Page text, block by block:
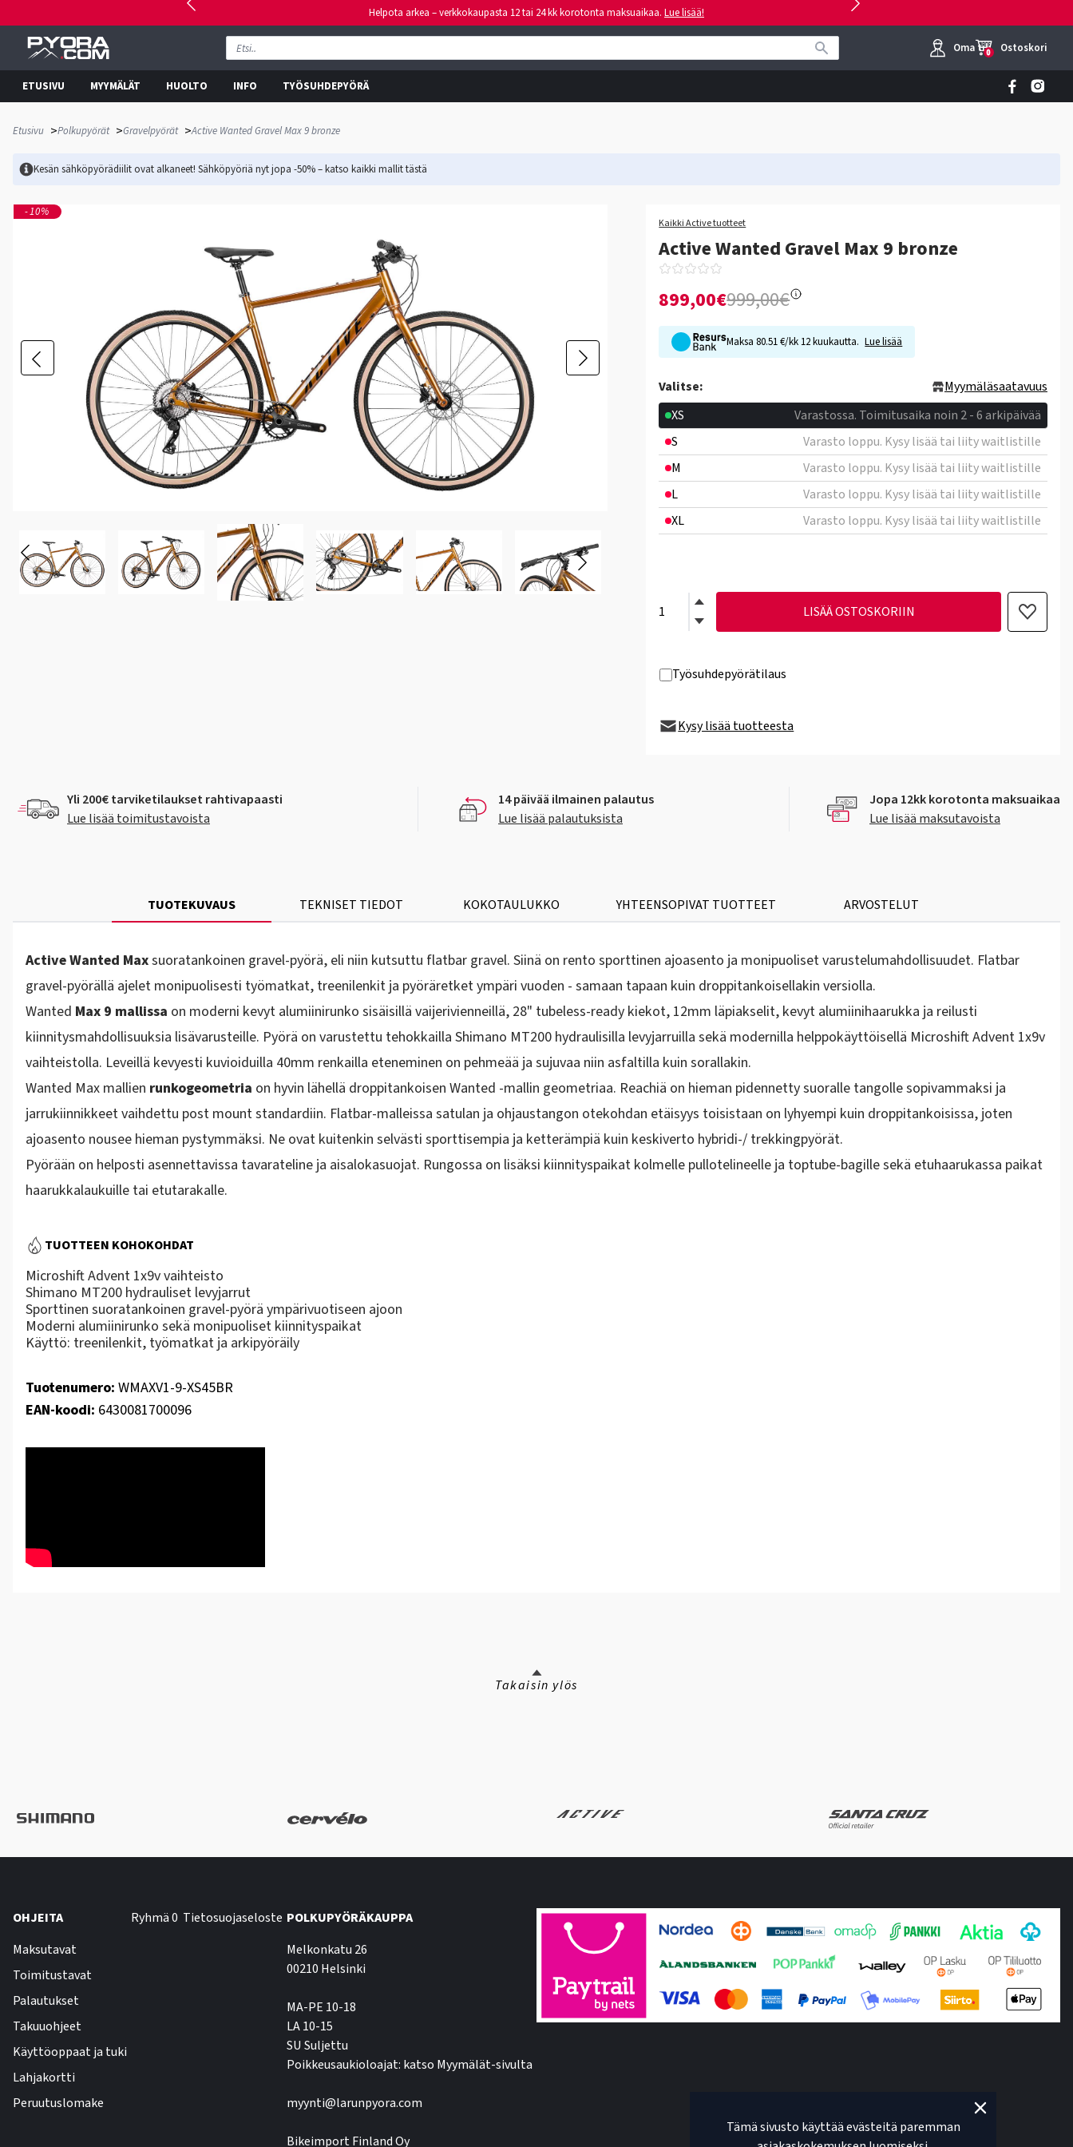
Helpota arkea – verkkokaupasta 12 tai 24 kk korotonta maksuaikaa. Lue lisää!
Oma tili
0 Ostoskori
ETUSIVU MYYMÄLÄT HUOLTO INFO TYÖSUHDEPYÖRÄ
Etusivu >Polkupyörät >Gravelpyörät >Active Wanted Gravel Max 9 bronze
Kesän sähköpyörädiilit ovat alkaneet! Sähköpyöriä nyt jopa -50% – katso kaikki mallittästä
-10%
Kaikki Active tuotteet
Active Wanted Gravel Max 9 bronze
899,00€999,00€
Maksa 80.51 €/kk 12 kuukautta. Lue lisää
Valitse:
Myymäläsaatavuus
XS
Varastossa. Toimitusaika noin 2 - 6 arkipäivää
S
Varasto loppu. Kysy lisää tai liity waitlistille
M
Varasto loppu. Kysy lisää tai liity waitlistille
L
Varasto loppu. Kysy lisää tai liity waitlistille
XL
Varasto loppu. Kysy lisää tai liity waitlistille
LISÄÄ OSTOSKORIIN
Työsuhdepyörätilaus
Kysy lisää tuotteesta
Yli 200€ tarviketilaukset rahtivapaasti
Lue lisää toimitustavoista
14 päivää ilmainen palautus
Lue lisää palautuksista
Jopa 12kk korotonta maksuaikaa
Lue lisää maksutavoista
TUOTEKUVAUS TEKNISET TIEDOT KOKOTAULUKKO YHTEENSOPIVAT TUOTTEET ARVOSTELUT
Active Wanted Maxsuoratankoinen gravel-pyörä, eli niin kutsuttu flatbar gravel. Siinä on rento sporttinen ajoasento ja monipuoliset varustelumahdollisuudet. Flatbar
gravel-pyörällä ajelet monipuolisesti työmatkat, treenilenkit ja pyöräretket ympäri vuoden - samaan tapaan kuin droppitankoisellakin versiolla.
Wanted Max 9 mallissa on moderni kevyt alumiinirunko sisäisillä vaijerivienneillä, 28" tubeless-ready kiekot, 12mm läpiakselit, kevyt alumiinihaarukka ja reilusti
kiinnitysmahdollisuuksia lisävarusteille. Pyörä on varustettu tehokkailla Shimano MT200 hydraulisilla levyjarruilla sekä modernilla helppokäyttöisellä Microshift Advent 1x9v
vaihteistolla. Leveillä kevyesti kuvioiduilla 40mm renkailla eteneminen on pehmeää ja sujuvaa niin asfaltilla kuin sorallakin.
Wanted Max mallien runkogeometria on hyvin lähellä droppitankoisen Wanted -mallin geometriaa. Reachiä on hieman pidennetty suoralle tangolle sopivammaksi ja
jarrukiinnikkeet vaihdettu post mount standardiin. Flatbar-malleissa satulan ja ohjaustangon otekohdan etäisyys toisistaan on lyhyempi kuin droppitankoisissa, joten
ajoasento nousee hieman pystymmäksi. Ne ovat kuitenkin selvästi sporttisempia ja ketterämpiä kuin keskiverto hybridi-/ trekkingpyörät.
Pyörään on helposti asennettavissa tavarateline ja aisalokasuojat. Rungossa on lisäksi kiinnityspaikat kolmelle pullotelineelle ja toptube-bagille sekä etuhaarukassa paikat
haarukkalaukuille tai etutarakalle.
TUOTTEEN KOHOKOHDAT
Microshift Advent 1x9v vaihteisto
Shimano MT200 hydrauliset levyjarrut
Sporttinen suoratankoinen gravel-pyörä ympärivuotiseen ajoon
Moderni alumiinirunko sekä monipuoliset kiinnityspaikat
Käyttö: treenilenkit, työmatkat ja arkipyöräily
Tuotenumero: WMAXV1-9-XS45BR
EAN-koodi: 6430081700096
Takaisin ylös
OHJEITA
Maksutavat
Toimitustavat
Palautukset
Takuuohjeet
Käyttöoppaat ja tuki
Lahjakortti
Peruutuslomake
Ryhmä 0 Tietosuojaseloste POLKUPYÖRÄKAUPPA
Melkonkatu 26
00210 Helsinki
MA-PE 10-18
LA 10-15
SU Suljettu
Poikkeusaukioloajat: katso Myymälät-sivulta
myynti@larunpyora.com
Bikeimport Finland Oy
Tämä sivusto käyttää evästeitä paremman